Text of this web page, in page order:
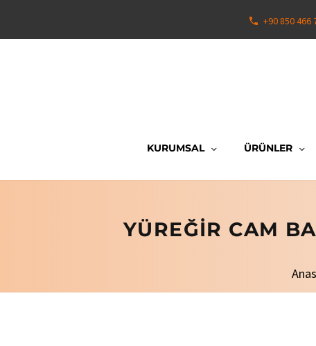
+90 850 466
KURUMSAL ÜRÜNLER
YÜREĞIR CAM